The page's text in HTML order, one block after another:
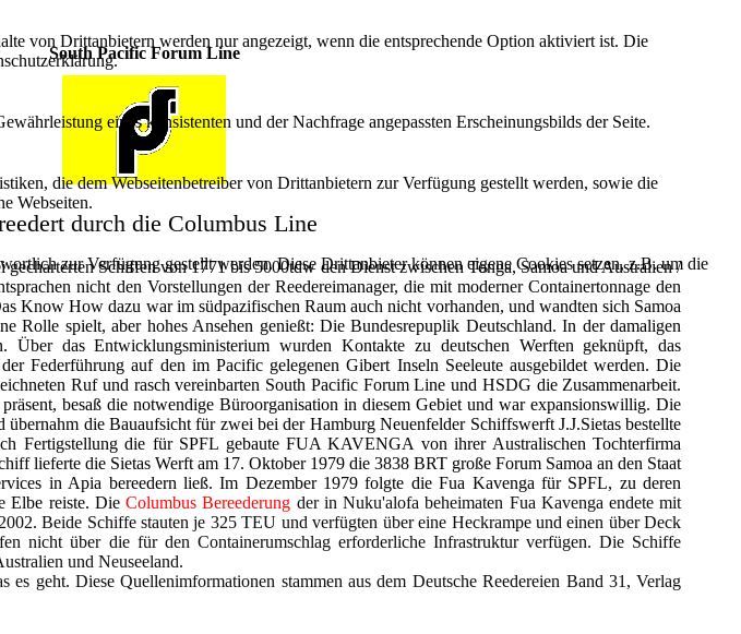
South Pacific Forum Line
durch die Columbus Line
Schiffen von 1771 bis 5000tdw den Dienst zwischen Tonga, Samoa und Australien /
nicht den Vorstellungen der Reedereimanager, die mit moderner Containertonnage den
Know How dazu war im südpazifischen Raum auch nicht vorhanden, und wandten sich Samoa
Rolle spielt, aber hohes Ansehen genießt: Die Bundesrepuplik Deutschland. In der damaligen
Über das Entwicklungsministerium wurden Kontakte zu deutschen Werften geknüpft, das
Federführung auf den im Pacific gelegenen Gibert Inseln Seeleute ausgebildet werden. Die
Ruf und rasch vereinbarten South Pacific Forum Line und HSDG die Zusammenarbeit.
besaß die notwendige Büroorganisation in diesem Gebiet und war expansionswillig. Die
die Bauaufsicht für zwei bei der Hamburg Neuenfelder Schiffswerft J.J.Sietas bestellte
Fertigstellung die für SPFL gebaute FUA KAVENGA von ihrer Australischen Tochterfirma
lieferte die Sietas Werft am 17. Oktober 1979 die 3838 BRT große Forum Samoa an den Staat
in Apia bereedern ließ. Im Dezember 1979 folgte die Fua Kavenga für SPFL, zu deren
Elbe reiste. DieColumbus Bereederung der in Nuku'alofa beheimaten Fua Kavenga endete mit
Beide Schiffe stauten je 325 TEU und verfügten über eine Heckrampe und einen über Deck
nicht über die für den Containerumschlag erforderliche Infrastruktur verfügen. Die Schiffe
und Neuseeland.
geht. Diese Quellenimformationen stammen aus dem Deutsche Reedereien Band 31, Verlag
von Drittanbietern werden nur angezeigt, wenn die entsprechende Option aktiviert ist. Die
eines konsistenten und der Nachfrage angepassten Erscheinungsbilds der Seite.
die dem Webseitenbetreiber von Drittanbietern zur Verfügung gestellt werden, sowie die
Webseiten.
zur Verfügung gestellt werden. Diese Drittanbieter können eigene Cookies setzen, z.B. um die